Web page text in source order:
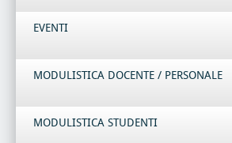
EVENTI
MODULISTICA DOCENTE / PERSONALE
MODULISTICA STUDENTI